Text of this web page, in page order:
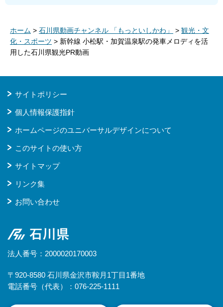
ホーム > 石川県動画チャンネル 「もっといしかわ」 > 観光・文
化・スポーツ > 新幹線 小松駅・加賀温泉駅の発車メロディを活
用した石川県観光PR動画
サイトポリシー
個人情報保護指針
ホームページのユニバーサルデザインについて
このサイトの使い方
サイトマップ
リンク集
お問い合わせ
石川県
法人番号：2000020170003
〒920-8580 石川県金沢市鞍月1丁目1番地
電話番号（代表）：076-225-1111